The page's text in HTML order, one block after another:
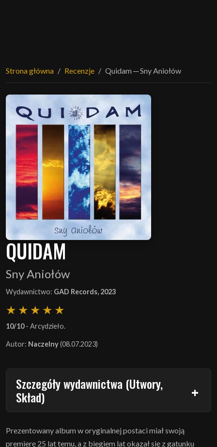
Strona główna Recenzje Quidam ─ Sny Aniołów
QUIDAM
Sny Aniołów
Wydawnictwo: GAD Records, 2023
10/10- Arcydzieło.
Autor: Naczelny(08.07.2023)
Szczegóły wydawnictwa (Utwory,
Skład)
Prezentowany album w oryginalnej postaci miał swoją
premierę 25 lat temu, a z biegiem lat okazał się z gatunku